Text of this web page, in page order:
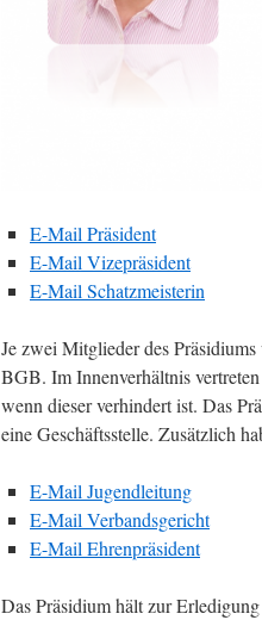
E-Mail Präsident
E-Mail Vizepräsident
E-Mail Schatzmeisterin
Je zwei Mitglieder des
BGB. Im Innenverhältnis
wenn dieser verhindert ist. Das
eine Geschäftsstelle. Zusätzlich
E-Mail Jugendleitung
E-Mail Verbandsgericht
E-Mail Ehrenpräsident
Das Präsidium hält zur